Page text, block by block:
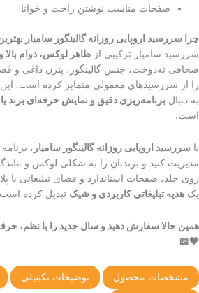
صفحات مناسب نوشتن راحت و خوانا
چرا سررسید اروپایی روزانه گالینگور سامیار
سررسید سامیار ترکیبی از ظاهر لوکس، دوام بالا
صحافی ته‌دوخت، جنس گالینگور، پترن داغی و
را از سررسیدهای معمولی متمایز کرده است.
به دنبال برنامه‌ریزی دقیق و نمایش حرفه‌ای برند یا
است.
با سررسید اروپایی روزانه گالینگور سامیار ،
مدیریت کنید و برندتان را به شکلی لوکس و
روی جلد، صفحات استاندارد و فضای تبلیغاتی با
یک هدیه تبلیغاتی کاربردی و شیک تبدیل کرده
همین حالا سفارش دهید و سال جدید را با نظم،
🖤📖
مشخصات محصول توضیحات تکمیلی